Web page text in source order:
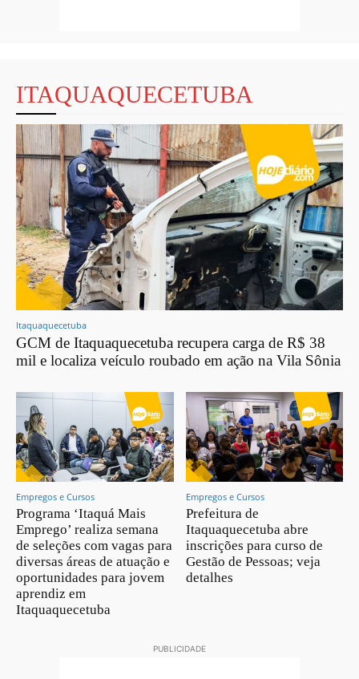
ITAQUAQUECETUBA
Itaquaquecetuba
GCM de Itaquaquecetuba recupera carga de R$ 38
mil e localiza veículo roubado em ação na Vila Sônia
Empregos e Cursos
Programa ‘Itaquá Mais
Emprego’ realiza semana
de seleções com vagas para
diversas áreas de atuação e
oportunidades para jovem
aprendiz em
Itaquaquecetuba
Empregos e Cursos
Prefeitura de
Itaquaquecetuba abre
inscrições para curso de
Gestão de Pessoas; veja
detalhes
PUBLICIDADE